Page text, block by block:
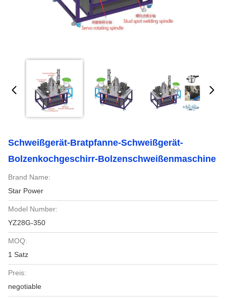
Schweißgerät-Bratpfanne-Schweißgerät-
Bolzenkochgeschirr-Bolzenschweißenmaschine
Brand Name:
Star Power
Model Number:
YZ28G-350
MOQ:
1 Satz
Preis:
negotiable